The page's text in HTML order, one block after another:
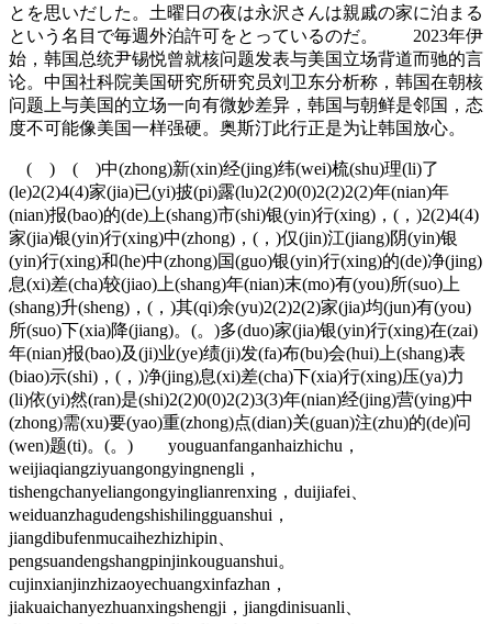
とを思いだした。土曜日の夜は永沢さんは親戚の家に泊まる
という名目で毎週外泊許可をとっているのだ。 2023年伊
始，韩国总统尹锡悦曾就核问题发表与美国立场背道而驰的言
论。中国社科院美国研究所研究员刘卫东分析称，韩国在朝核
问题上与美国的立场一向有微妙差异，韩国与朝鲜是邻国，态
度不可能像美国一样强硬。奥斯汀此行正是为让韩国放心。
( ) ( )中(zhong)新(xin)经(jing)纬(wei)梳(shu)理(li)了
(le)2(2)4(4)家(jia)已(yi)披(pi)露(lu)2(2)0(0)2(2)2(2)年(nian)年
(nian)报(bao)的(de)上(shang)市(shi)银(yin)行(xing)，(，)2(2)4(4)
家(jia)银(yin)行(xing)中(zhong)，(，)仅(jin)江(jiang)阴(yin)银
(yin)行(xing)和(he)中(zhong)国(guo)银(yin)行(xing)的(de)净(jing)
息(xi)差(cha)较(jiao)上(shang)年(nian)末(mo)有(you)所(suo)上
(shang)升(sheng)，(，)其(qi)余(yu)2(2)2(2)家(jia)均(jun)有(you)
所(suo)下(xia)降(jiang)。(。)多(duo)家(jia)银(yin)行(xing)在(zai)
年(nian)报(bao)及(ji)业(ye)绩(ji)发(fa)布(bu)会(hui)上(shang)表
(biao)示(shi)，(，)净(jing)息(xi)差(cha)下(xia)行(xing)压(ya)力
(li)依(yi)然(ran)是(shi)2(2)0(0)2(2)3(3)年(nian)经(jing)营(ying)中
(zhong)需(xu)要(yao)重(zhong)点(dian)关(guan)注(zhu)的(de)问
(wen)题(ti)。(。) youguanfanganhaizhichu，
weijiaqiangziyuangongyingnengli，
tishengchanyeliangongyinglianrenxing，duijiafei、
weiduanzhagudengshishilingguanshui，
jiangdibufenmucaihezhizhipin、
pengsuandengshangpinjinkouguanshui。
cujinxianjinzhizaoyechuangxinfazhan，
jiakuaichanyezhuanxingshengji，jiangdinisuanli、